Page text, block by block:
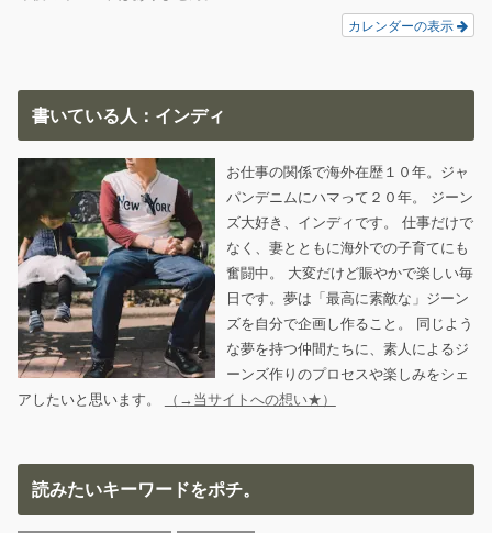
カレンダーの表示
書いている人：インディ
お仕事の関係で海外在歴１０年。ジャ
パンデニムにハマって２０年。 ジーン
ズ大好き、インディです。 仕事だけで
なく、妻とともに海外での子育てにも
奮闘中。 大変だけど賑やかで楽しい毎
日です。夢は「最高に素敵な」ジーン
ズを自分で企画し作ること。 同じよう
な夢を持つ仲間たちに、素人によるジ
ーンズ作りのプロセスや楽しみをシェ
アしたいと思います。
（→当サイトへの想い★）
読みたいキーワードをポチ。